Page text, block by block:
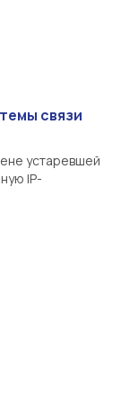
связи
устаревшей
IP-